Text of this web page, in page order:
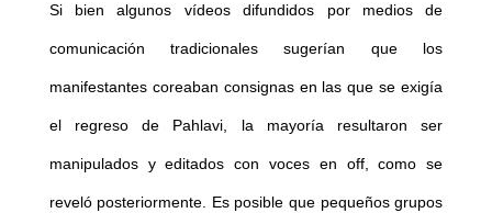
Si bien algunos vídeos difundidos por medios de
comunicación tradicionales sugerían que los
manifestantes coreaban consignas en las que se exigía
el regreso de Pahlavi, la mayoría resultaron ser
manipulados y editados con voces en off, como se
reveló posteriormente. Es posible que pequeños grupos